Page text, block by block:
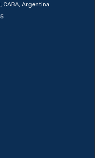
CABA, Argentina